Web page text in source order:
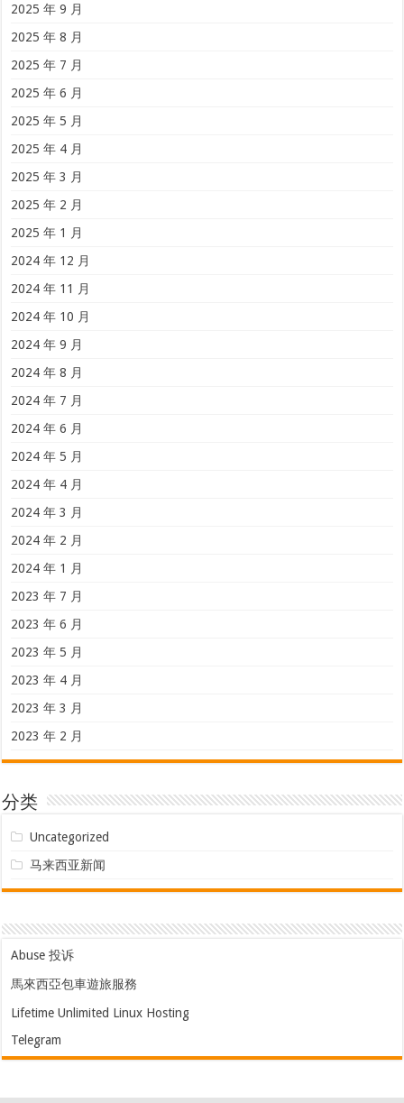
2025 年 9 月
2025 年 8 月
2025 年 7 月
2025 年 6 月
2025 年 5 月
2025 年 4 月
2025 年 3 月
2025 年 2 月
2025 年 1 月
2024 年 12 月
2024 年 11 月
2024 年 10 月
2024 年 9 月
2024 年 8 月
2024 年 7 月
2024 年 6 月
2024 年 5 月
2024 年 4 月
2024 年 3 月
2024 年 2 月
2024 年 1 月
2023 年 7 月
2023 年 6 月
2023 年 5 月
2023 年 4 月
2023 年 3 月
2023 年 2 月
分类
Uncategorized
马来西亚新闻
Abuse 投诉
馬來西亞包車遊旅服務
Lifetime Unlimited Linux Hosting
Telegram